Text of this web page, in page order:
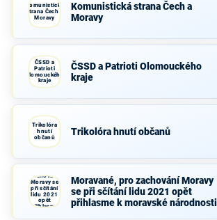
Komunistická
strana Čech a
Moravy
Komunistická strana Čech a
Moravy
ČSSD a
Patrioti
Olomouckého
kraje
ČSSD a Patrioti Olomouckého
kraje
Trikolóra
hnutí
občanů
Trikolóra hnutí občanů
Moravané,
zachování
Moravy se
při sčítání
lidu 2021
opět
přihlasme
Moravané, pro zachování Moravy
se při sčítání lidu 2021 opět
přihlasme k moravské národnosti